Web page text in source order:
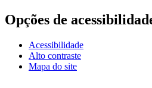
Opções de
Acessibilidade
Alto contraste
Mapa do site